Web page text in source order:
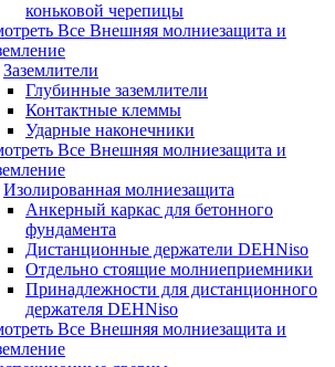
коньковой черепицы
Все Внешняя молниезащита и
Заземлители
Глубинные заземлители
Контактные клеммы
Ударные наконечники
Все Внешняя молниезащита и
Изолированная молниезащита
Анкерный каркас для бетонного
фундамента
Дистанционные держатели DEHNiso
Отдельно стоящие молниеприемники
Принадлежности для дистанционного
держателя DEHNiso
Все Внешняя молниезащита и